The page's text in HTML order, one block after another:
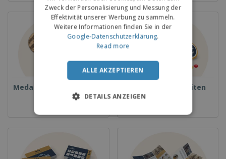
Medaillen Essen und Süßigkeiten
Zweck der Personalisierung und Messung der
Effektivität unserer Werbung zu sammeln.
Weitere Informationen finden Sie in der
Google-Datenschutzerklärung.
Read more
ALLE AKZEPTIEREN
DETAILS ANZEIGEN